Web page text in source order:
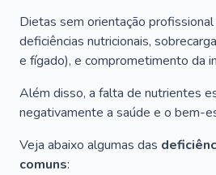
Dietas sem orientação
deficiências nutricionais,
e fígado), e comprometimento da
Além disso, a falta de nutrientes
negativamente a saúde e o bem-
Veja abaixo algumas das
comuns: